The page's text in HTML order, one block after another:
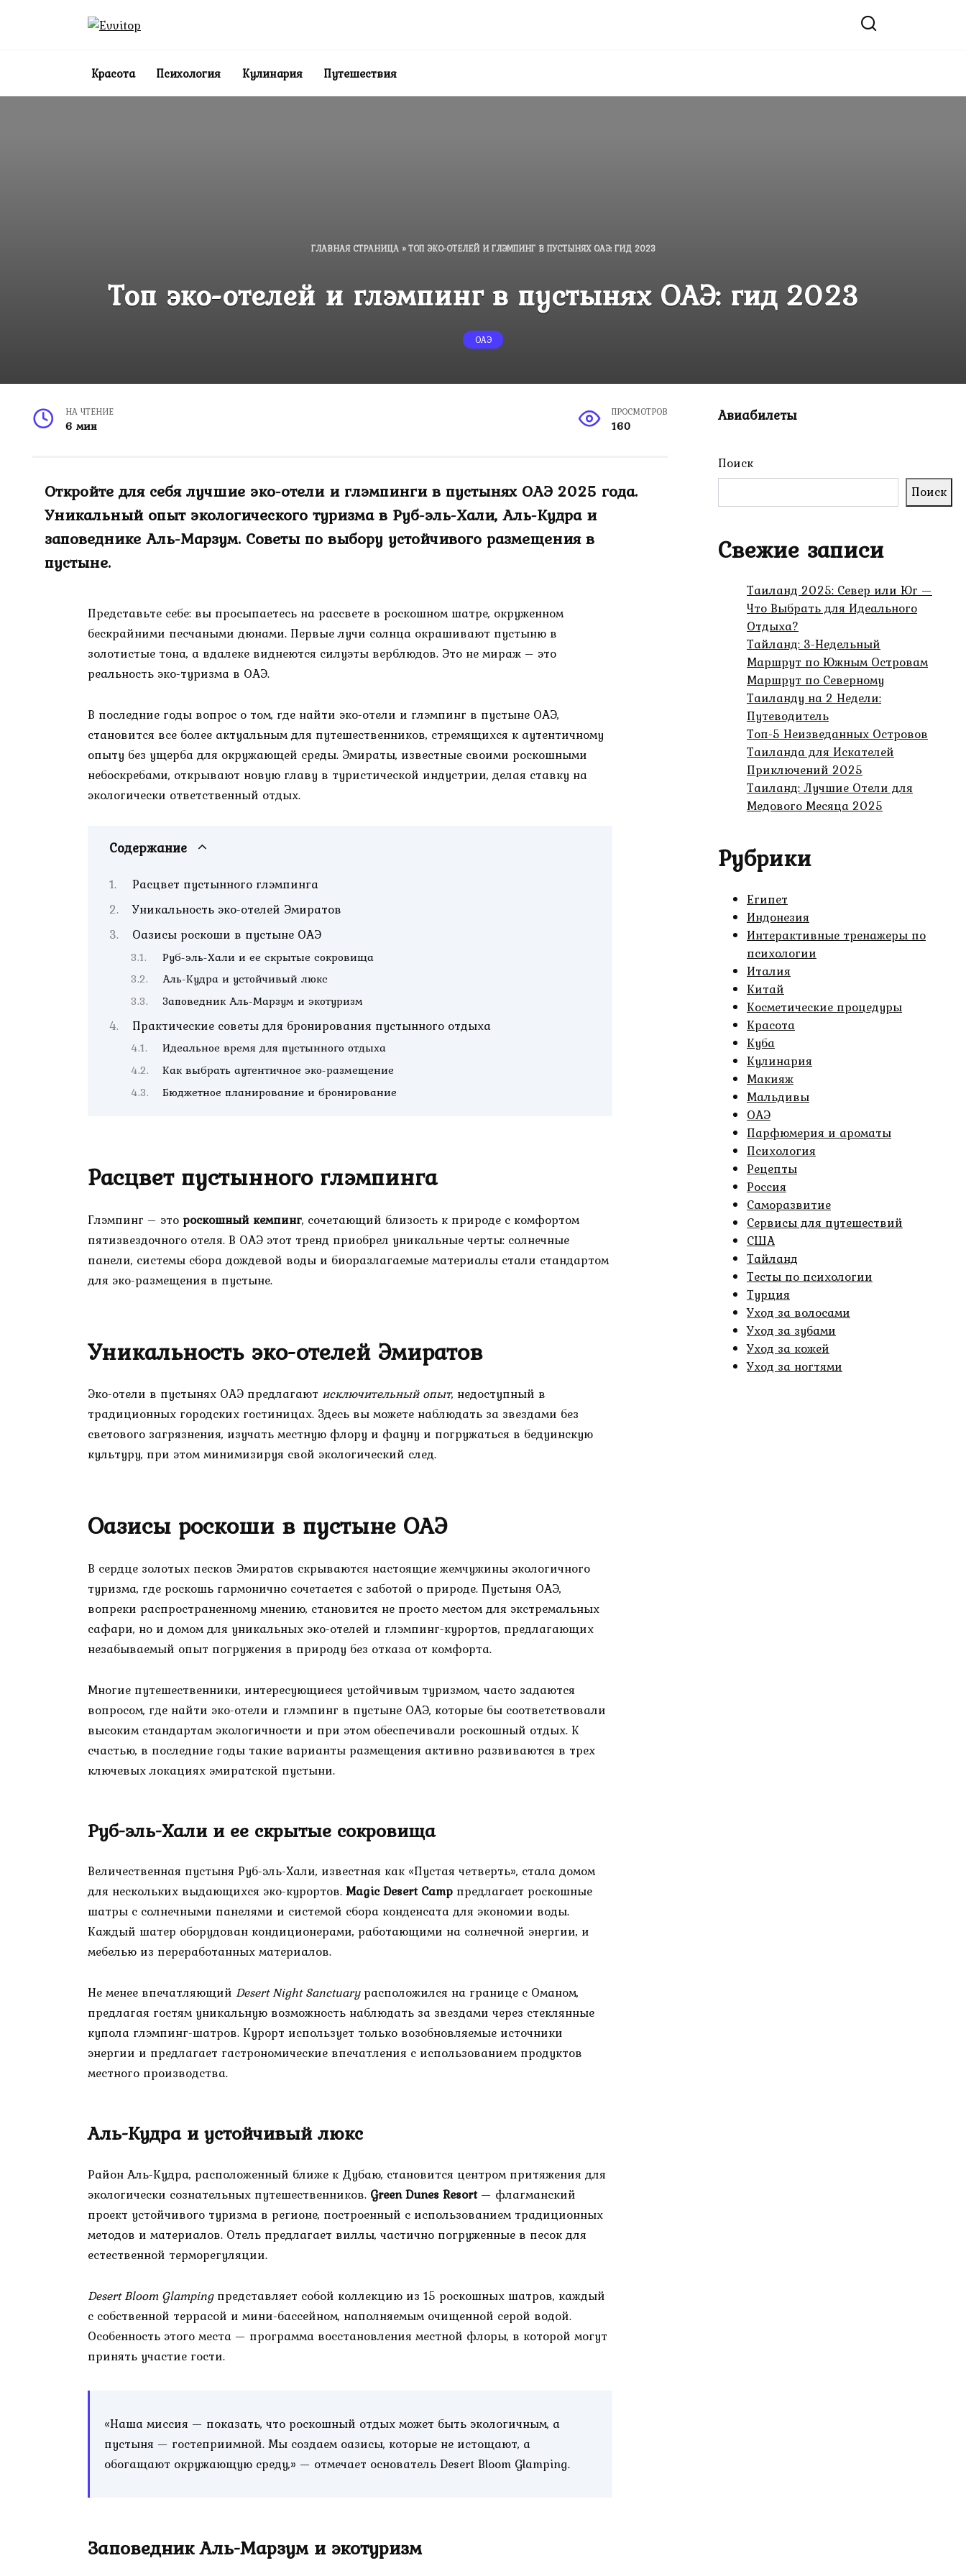
Красота Психология Кулинария Путешествия
ГЛАВНАЯ СТРАНИЦА»ТОП ЭКО-ОТЕЛЕЙ И ГЛЭМПИНГ В ПУСТЫНЯХ ОАЭ: ГИД 2023
Топ эко-отелей и глэмпинг в пустынях ОАЭ: гид 2023
ОАЭ
НА ЧТЕНИЕ
6 мин
ПРОСМОТРОВ
160
Откройте для себя лучшие эко-отели и глэмпинги в пустынях ОАЭ 2025 года.
Уникальный опыт экологического туризма в Руб-эль-Хали, Аль-Кудра и
заповеднике Аль-Марзум. Советы по выбору устойчивого размещения в
пустыне.
Представьте себе: вы просыпаетесь на рассвете в роскошном шатре, окруженном
бескрайними песчаными дюнами. Первые лучи солнца окрашивают пустыню в
золотистые тона, а вдалеке виднеются силуэты верблюдов. Это не мираж – это
реальность эко-туризма в ОАЭ.
В последние годы вопрос о том, где найти эко-отели и глэмпинг в пустыне ОАЭ,
становится все более актуальным для путешественников, стремящихся к аутентичному
опыту без ущерба для окружающей среды. Эмираты, известные своими роскошными
небоскребами, открывают новую главу в туристической индустрии, делая ставку на
экологически ответственный отдых.
Содержание
Расцвет пустынного глэмпинга
Уникальность эко-отелей Эмиратов
Оазисы роскоши в пустыне ОАЭ
Руб-эль-Хали и ее скрытые сокровища
Аль-Кудра и устойчивый люкс
Заповедник Аль-Марзум и экотуризм
Практические советы для бронирования пустынного отдыха
Идеальное время для пустынного отдыха
Как выбрать аутентичное эко-размещение
Бюджетное планирование и бронирование
Расцвет пустынного глэмпинга
Глэмпинг – этороскошный кемпинг, сочетающий близость к природе с комфортом
пятизвездочного отеля. В ОАЭ этот тренд приобрел уникальные черты: солнечные
панели, системы сбора дождевой воды и биоразлагаемые материалы стали стандартом
для эко-размещения в пустыне.
Уникальность эко-отелей Эмиратов
Эко-отели в пустынях ОАЭ предлагают исключительный опыт, недоступный в
традиционных городских гостиницах. Здесь вы можете наблюдать за звездами без
светового загрязнения, изучать местную флору и фауну и погружаться в бедуинскую
культуру, при этом минимизируя свой экологический след.
Оазисы роскоши в пустыне ОАЭ
В сердце золотых песков Эмиратов скрываются настоящие жемчужины экологичного
туризма, где роскошь гармонично сочетается с заботой о природе. Пустыня ОАЭ,
вопреки распространенному мнению, становится не просто местом для экстремальных
сафари, но и домом для уникальных эко-отелей и глэмпинг-курортов, предлагающих
незабываемый опыт погружения в природу без отказа от комфорта.
Многие путешественники, интересующиеся устойчивым туризмом, часто задаются
вопросом, где найти эко-отели и глэмпинг в пустыне ОАЭ, которые бы соответствовали
высоким стандартам экологичности и при этом обеспечивали роскошный отдых. К
счастью, в последние годы такие варианты размещения активно развиваются в трех
ключевых локациях эмиратской пустыни.
Руб-эль-Хали и ее скрытые сокровища
Величественная пустыня Руб-эль-Хали, известная как «Пустая четверть», стала домом
для нескольких выдающихся эко-курортов.Magic Desert Camp предлагает роскошные
шатры с солнечными панелями и системой сбора конденсата для экономии воды.
Каждый шатер оборудован кондиционерами, работающими на солнечной энергии, и
мебелью из переработанных материалов.
Не менее впечатляющий Desert Night Sanctuaryрасположился на границе с Оманом,
предлагая гостям уникальную возможность наблюдать за звездами через стеклянные
купола глэмпинг-шатров. Курорт использует только возобновляемые источники
энергии и предлагает гастрономические впечатления с использованием продуктов
местного производства.
Аль-Кудра и устойчивый люкс
Район Аль-Кудра, расположенный ближе к Дубаю, становится центром притяжения для
экологически сознательных путешественников. Green Dunes Resort— флагманский
проект устойчивого туризма в регионе, построенный с использованием традиционных
методов и материалов. Отель предлагает виллы, частично погруженные в песок для
естественной терморегуляции.
Desert Bloom Glampingпредставляет собой коллекцию из 15 роскошных шатров, каждый
с собственной террасой и мини-бассейном, наполняемым очищенной серой водой.
Особенность этого места — программа восстановления местной флоры, в которой могут
принять участие гости.
«Наша миссия — показать, что роскошный отдых может быть экологичным, а
пустыня — гостеприимной. Мы создаем оазисы, которые не истощают, а
обогащают окружающую среду,» — отмечает основатель Desert Bloom Glamping.
Заповедник Аль-Марзум и экотуризм
Авиабилеты
Поиск
Поиск
Свежие записи
Таиланд 2025: Север или Юг —
Что Выбрать для Идеального
Отдыха?
Тайланд: 3-Недельный
Маршрут по Южным Островам
Маршрут по Северному
Таиланду на 2 Недели:
Путеводитель
Топ-5 Неизведанных Островов
Таиланда для Искателей
Приключений 2025
Таиланд: Лучшие Отели для
Медового Месяца 2025
Рубрики
Египет
Индонезия
Интерактивные тренажеры по
психологии
Италия
Китай
Косметические процедуры
Красота
Куба
Кулинария
Макияж
Мальдивы
ОАЭ
Парфюмерия и ароматы
Психология
Рецепты
Россия
Саморазвитие
Сервисы для путешествий
США
Тайланд
Тесты по психологии
Турция
Уход за волосами
Уход за зубами
Уход за кожей
Уход за ногтями